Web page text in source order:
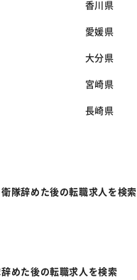
香川県
愛媛県
大分県
宮崎県
長崎県
隊辞めた後の転職求人を検索
めた後の転職求人を検索